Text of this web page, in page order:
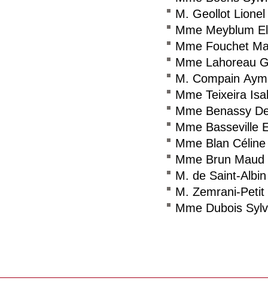
M. Geollot Lionel
Mme Meyblum
Mme Fouchet
Mme Lahoreau
M. Compain
Mme Teixeira
Mme Benassy
Mme Basseville
Mme Blan Céline
Mme Brun Maud
M. de Saint-
M. Zemrani-Petit
Mme Dubois